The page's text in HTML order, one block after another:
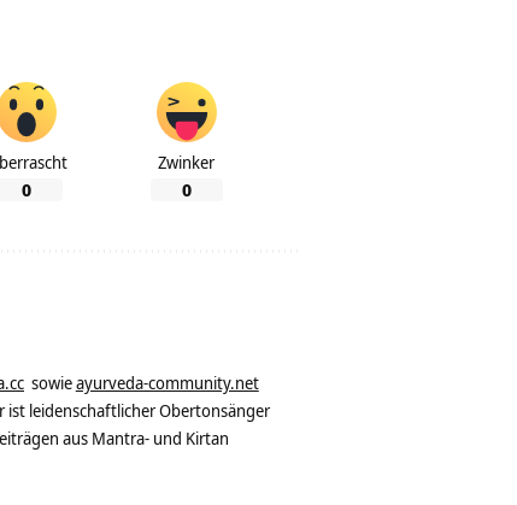
0
Zwinker
0
sowieayurveda-community.net
ist leidenschaftlicher Obertonsänger
aus Mantra- und Kirtan